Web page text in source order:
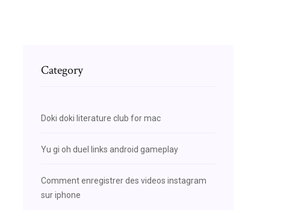
Category
Doki doki literature club for mac
Yu gi oh duel links android gameplay
Comment enregistrer des videos instagram
sur iphone